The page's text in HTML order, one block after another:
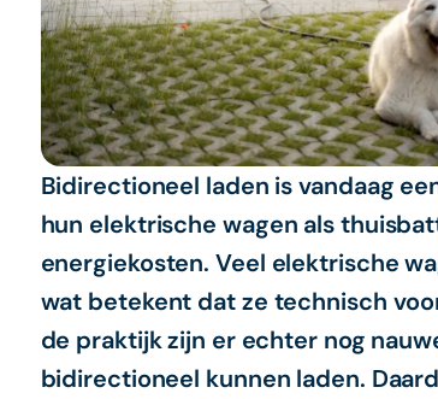
Bidirectioneel laden is vandaag
hun elektrische wagen als
energiekosten. Veel elektrische
wat betekent dat ze technisch
de praktijk zijn er echter nog
bidirectioneel kunnen laden.